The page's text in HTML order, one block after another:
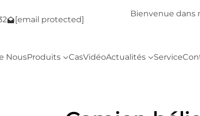
[email protected]
Friday !
Bienvenue dans
NousProduits CasVidéoActualités Service